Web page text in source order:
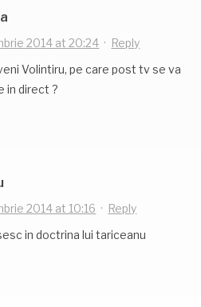
2014 at 20:24 · Reply
Volintiru, pe care post tv se va
in direct ?
2014 at 10:16 · Reply
in doctrina lui tariceanu